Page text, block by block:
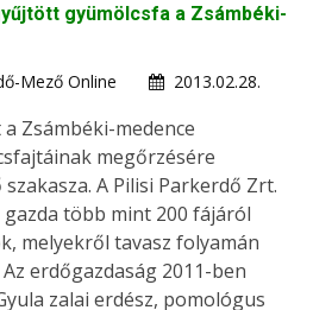
gyümölcsfa a Zsámbéki-
Mező Online
2013.02.28.
Zsámbéki-medence
megőrzésére
A Pilisi Parkerdő Zrt.
több mint 200 fájáról
melyekről tavasz folyamán
erdőgazdaság 2011-ben
zalai erdész, pomológus